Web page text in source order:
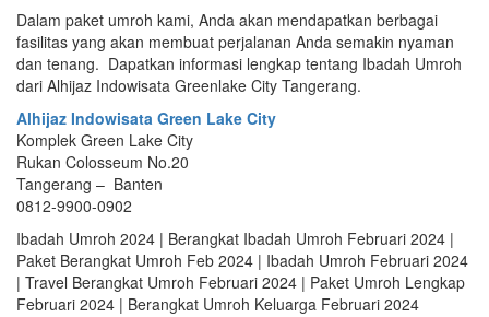
Dalam paket umroh kami, Anda akan mendapatkan berbagai
fasilitas yang akan membuat perjalanan Anda semakin nyaman
dan tenang. Dapatkan informasi lengkap tentang Ibadah Umroh
dari Alhijaz Indowisata Greenlake City Tangerang.
Alhijaz Indowisata Green Lake City
Komplek Green Lake City
Rukan Colosseum No.20
Tangerang – Banten
0812-9900-0902
Ibadah Umroh 2024 | Berangkat Ibadah Umroh Februari 2024 |
Paket Berangkat Umroh Feb 2024 | Ibadah Umroh Februari 2024
| Travel Berangkat Umroh Februari 2024 | Paket Umroh Lengkap
Februari 2024 | Berangkat Umroh Keluarga Februari 2024